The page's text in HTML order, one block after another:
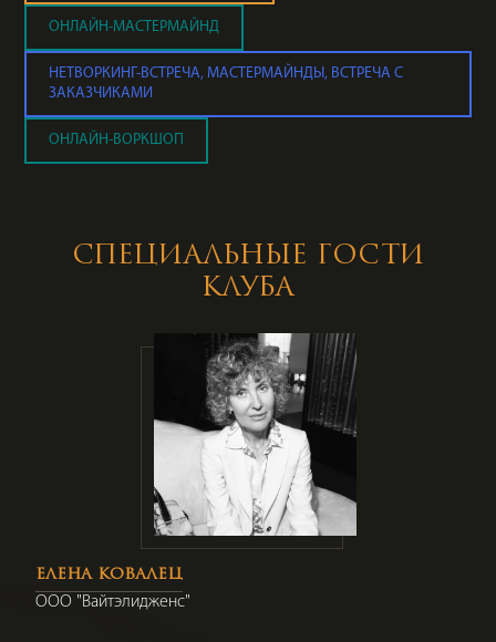
ОНЛАЙН-МАСТЕРМАЙНД
НЕТВОРКИНГ-ВСТРЕЧА, МАСТЕРМАЙНДЫ, ВСТРЕЧА С
ЗАКАЗЧИКАМИ
ОНЛАЙН-ВОРКШОП
СПЕЦИАЛЬНЫЕ ГОСТИ
КЛУБА
ЕЛЕНА КОВАЛЕЦ
OOO "Вайтэлидженс"